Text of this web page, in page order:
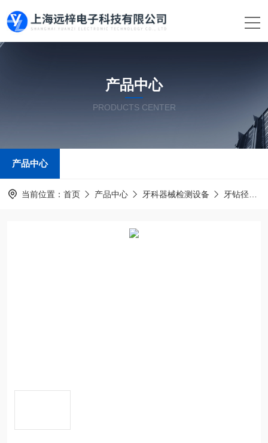
产品中心
PRODUCTS CENTER
产品中心
当前位置： 首页 产品中心 牙科器械检测设备 牙钻径向跳动测试仪